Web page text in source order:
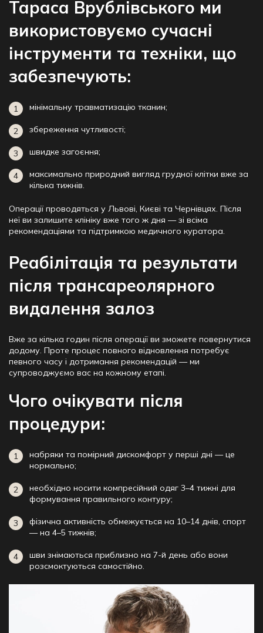
Тараса Врублівського ми
використовуємо сучасні
інструменти та техніки, що
забезпечують:
мінімальну травматизацію тканин;
збереження чутливості;
швидке загоєння;
максимально природний вигляд грудної клітки вже за
кілька тижнів.
Операції проводяться у Львові, Києві та Чернівцях. Після
неї ви залишите клініку вже того ж дня — зі всіма
рекомендаціями та підтримкою медичного куратора.
Реабілітація та результати
після трансареолярного
видалення залоз
Вже за кілька годин після операції ви зможете повернутися
додому. Проте процес повного відновлення потребує
певного часу і дотримання рекомендацій — ми
супроводжуємо вас на кожному етапі.
Чого очікувати після
процедури:
набряки та помірний дискомфорт у перші дні — це
нормально;
необхідно носити компресійний одяг 3–4 тижні для
формування правильного контуру;
фізична активність обмежується на 10–14 днів, спорт
— на 4–5 тижнів;
шви знімаються приблизно на 7-й день або вони
розсмоктуються самостійно.